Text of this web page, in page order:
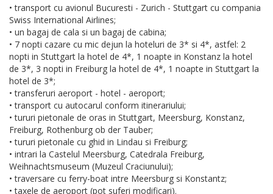
• transport cu avionul Bucuresti - Zurich - Stuttgart cu compania
Swiss International Airlines;
• un bagaj de cala si un bagaj de cabina;
• 7 nopti cazare cu mic dejun la hoteluri de 3* si 4*, astfel: 2
nopti in Stuttgart la hotel de 4*, 1 noapte in Konstanz la hotel
de 3*, 3 nopti in Freiburg la hotel de 4*, 1 noapte in Stuttgart la
hotel de 3*;
• transferuri aeroport - hotel - aeroport;
• transport cu autocarul conform itinerariului;
• tururi pietonale de oras in Stuttgart, Meersburg, Konstanz,
Freiburg, Rothenburg ob der Tauber;
• tururi pietonale cu ghid in Lindau si Freiburg;
• intrari la Castelul Meersburg, Catedrala Freiburg,
Weihnachtsmuseum (Muzeul Craciunului);
• traversare cu ferry-boat intre Meersburg si Konstantz;
• taxele de aeroport (pot suferi modificari).